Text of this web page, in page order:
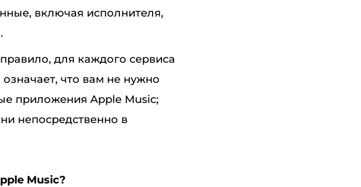
включая исполнителя,
для каждого сервиса
что вам не нужно
приложения Apple Music;
непосредственно в
Music?